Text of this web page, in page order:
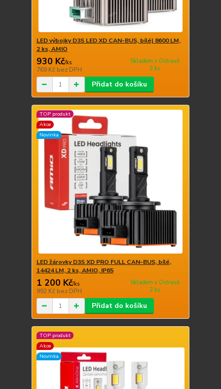
LED výbojky D3S LED XD CAN-BUS, bílé| 8600 LM,
2 ks, AMIO
930 Kč/ks
769 Kč bez DPH
Skladem v Ostravě
2 ks
Přidat do košíku
TOP produkt
Akce
Novinka
LED žárovky D3S XD PRO FULL CAN-BUS, bílé,
14424 LM, 2 ks, AMIO, IP65
1 200 Kč/ks
992 Kč bez DPH
Skladem v Ostravě
2 ks
Přidat do košíku
TOP produkt
Akce
Novinka